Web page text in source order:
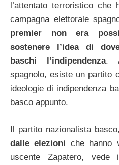
l’attentato terroristico
campagna elettorale
premier non era
sostenere l’idea di
baschi l’indipendenza.
spagnolo, esiste un partito
ideologie di indipendenza
basco appunto.
Il partito nazionalista basco,
dalle elezioni che hanno
uscente Zapatero, vede